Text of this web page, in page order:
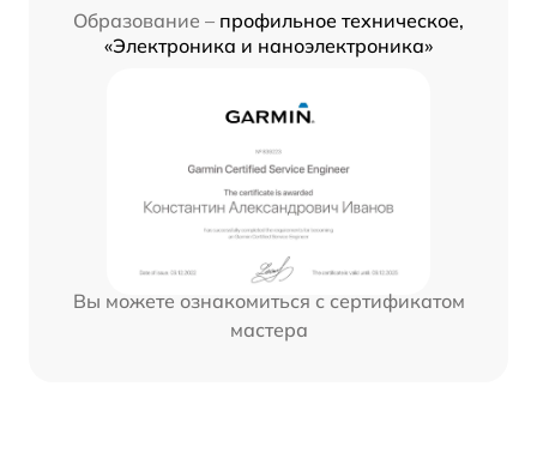
Образование – профильное техническое,
«Электроника и наноэлектроника»
Вы можете ознакомиться с сертификатом
мастера